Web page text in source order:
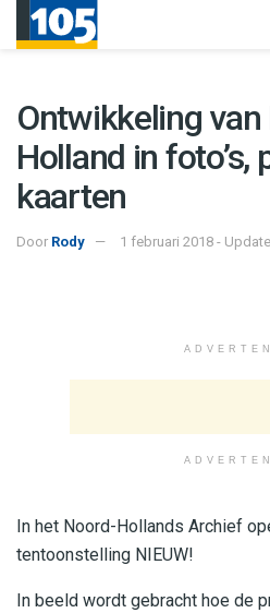
Ontwikkeling van
Holland in foto’s,
kaarten
Door Rody 1 februari 2018 -
In het Noord-Hollands Archief
tentoonstelling NIEUW!
In beeld wordt gebracht hoe de